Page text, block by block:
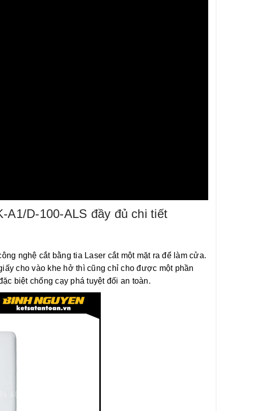
A1/D-100-ALS đầy đủ chi tiết
nghệ cắt bằng tia Laser cắt một mặt ra để làm cửa.
cho vào khe hở thì cũng chỉ cho được một phần
biệt chống cạy phá tuyệt đối an toàn.